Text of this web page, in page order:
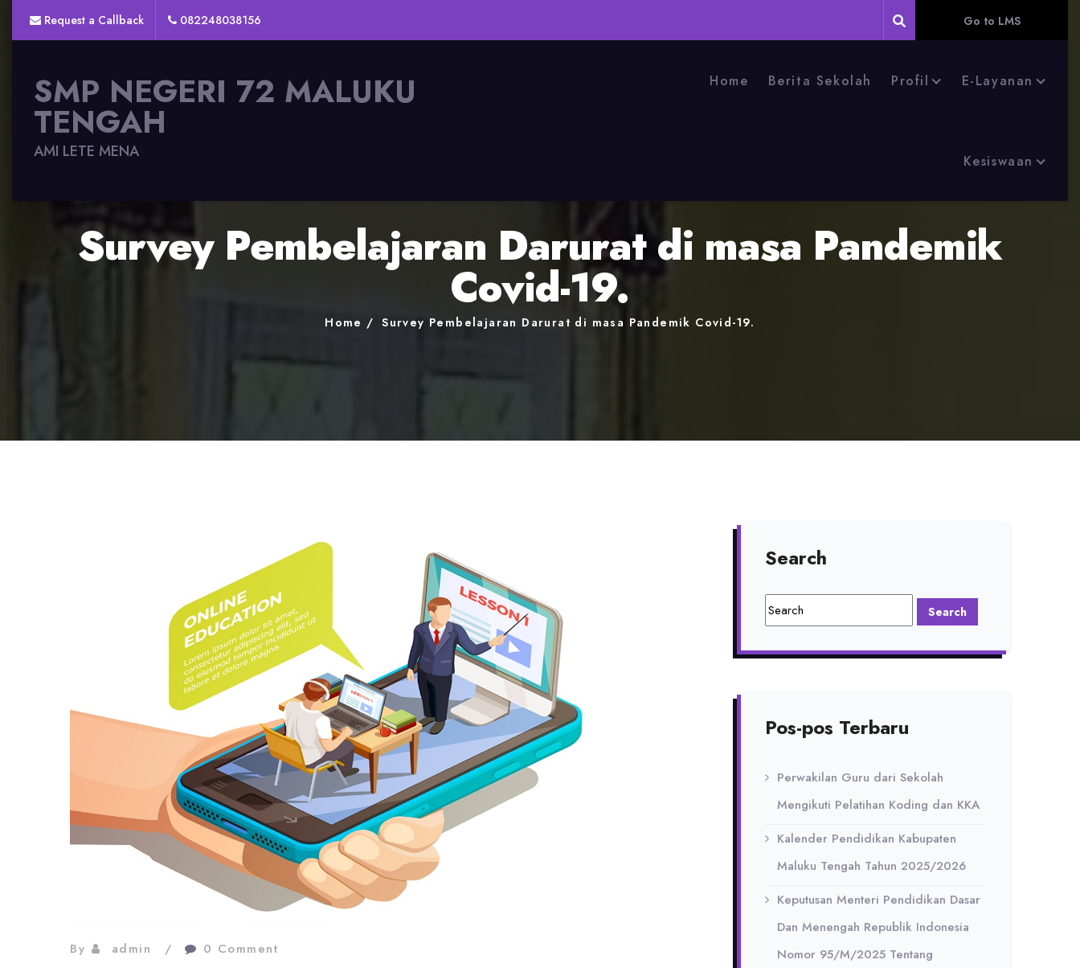
Request a Callback 082248038156 Go to LMS
SMP NEGERI 72 MALUKU
TENGAH
AMI LETE MENA
Home Berita Sekolah Profil E-Layanan
Kesiswaan
Survey Pembelajaran Darurat di masa Pandemik
Covid-19.
Home Survey Pembelajaran Darurat di masa Pandemik Covid-19.
By admin 0 Comment
Search
Pos-pos Terbaru
Perwakilan Guru dari Sekolah
Mengikuti Pelatihan Koding dan KKA
Kalender Pendidikan Kabupaten
Maluku Tengah Tahun 2025/2026
Keputusan Menteri Pendidikan Dasar
Dan Menengah Republik Indonesia
Nomor 95/M/2025 Tentang